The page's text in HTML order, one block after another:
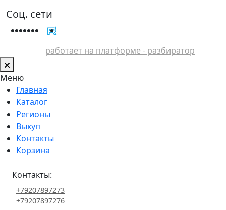
Соц. сети
работает на платформе - разбиратор
Меню
Главная
Каталог
Регионы
Выкуп
Контакты
Корзина
Контакты:
+79207897273
+79207897276